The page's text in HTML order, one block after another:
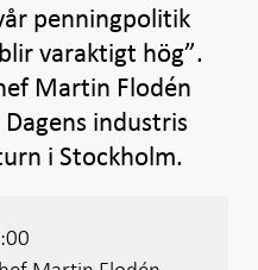
penningpolitik
varaktigt hög”.
Martin Flodén
industris
i Stockholm.